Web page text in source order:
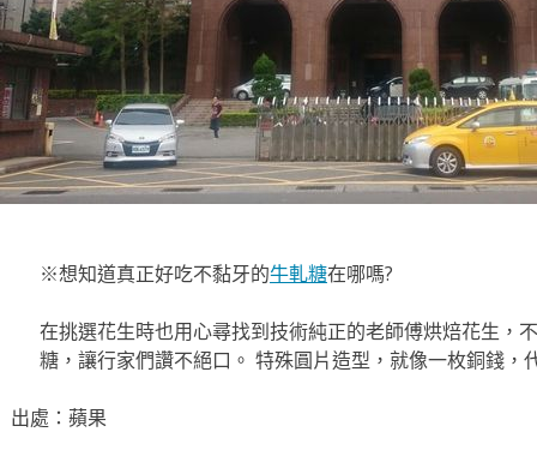
※想知道真正好吃不黏牙的牛軋糖在哪嗎?
在挑選花生時也用心尋找到技術純正的老師傅烘焙花生，
糖，讓行家們讚不絕口。 特殊圓片造型，就像一枚銅錢，
出處：蘋果